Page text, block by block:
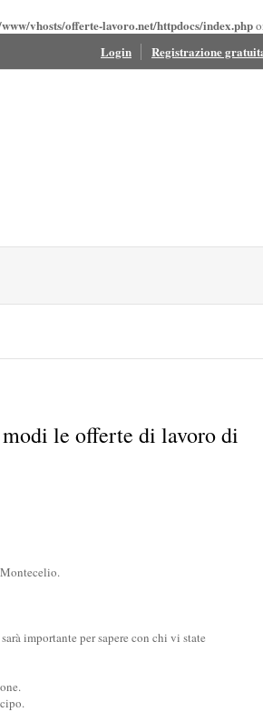
vhosts/offerte-lavoro.net/httpdocs/index.php
Login Registrazione
le offerte di lavoro di
importante per sapere con chi vi state